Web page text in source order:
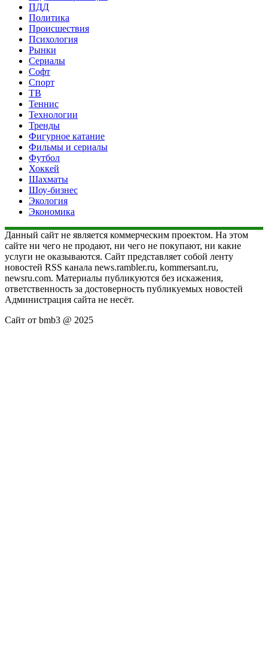
ПДД
Политика
Происшествия
Психология
Рынки
Сериалы
Софт
Спорт
ТВ
Теннис
Технологии
Тренды
Фигурное катание
Фильмы и сериалы
Футбол
Хоккей
Шахматы
Шоу-бизнес
Экология
Экономика
Данный сайт не является коммерческим проектом. На этом
сайте ни чего не продают, ни чего не покупают, ни какие
услуги не оказываются. Сайт представляет собой ленту
новостей RSS канала news.rambler.ru, kommersant.ru,
newsru.com. Материалы публикуются без искажения,
ответственность за достоверность публикуемых новостей
Администрация сайта не несёт.
Сайт от bmb3 @ 2025